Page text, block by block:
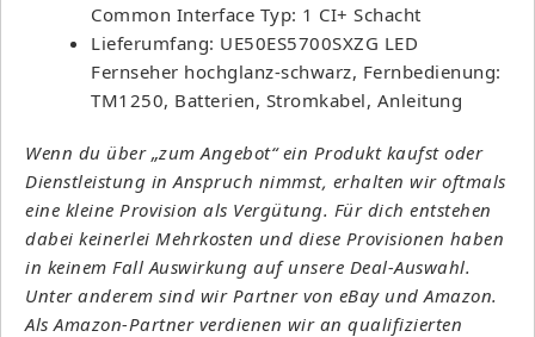
Common Interface Typ: 1 CI+ Schacht
Lieferumfang: UE50ES5700SXZG LED
Fernseher hochglanz-schwarz, Fernbedienung:
TM1250, Batterien, Stromkabel, Anleitung
Wenn du über „zum Angebot“ ein Produkt kaufst oder
Dienstleistung in Anspruch nimmst, erhalten wir oftmals
eine kleine Provision als Vergütung. Für dich entstehen
dabei keinerlei Mehrkosten und diese Provisionen haben
in keinem Fall Auswirkung auf unsere Deal-Auswahl.
Unter anderem sind wir Partner von eBay und Amazon.
Als Amazon-Partner verdienen wir an qualifizierten